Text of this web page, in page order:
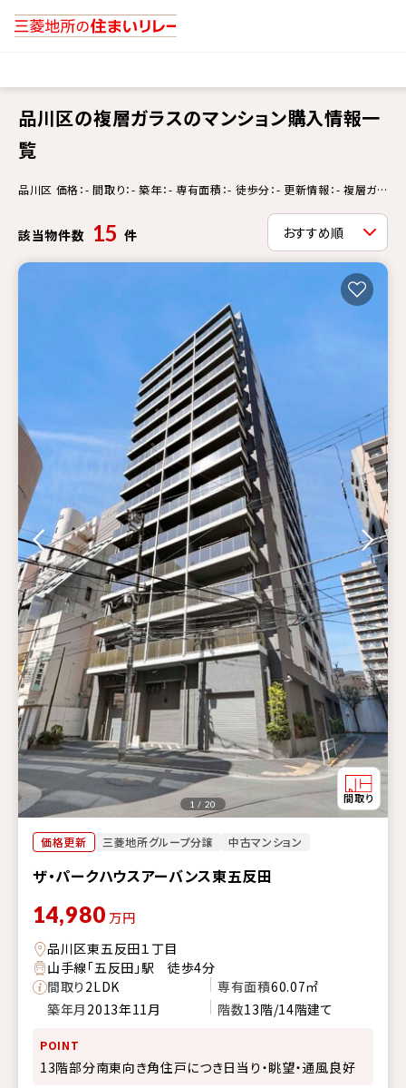
品川区の複層ガラスのマンション購入情報一
覧
品川区 価格：- 間取り：- 築年：- 専有面積：- 徒歩分：- 更新情報：- 複層ガラ
該当物件数 15 件
価格更新 三菱地所グループ分譲 中古マンション
ザ・パークハウスアーバンス東五反田
1 / 20
14,980 万円
品川区東五反田１丁目
山手線「五反田」駅 徒歩4分
間取り2LDK 専有面積60.07㎡
築年月 2013年11月 階数13階/14階建て
POINT
13階部分南東向き角住戸につき日当り・眺望・通風良好